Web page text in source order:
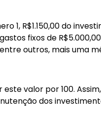
1, R$1.150,00 do
fixos de
outros, mais uma
valor por 100.
dos